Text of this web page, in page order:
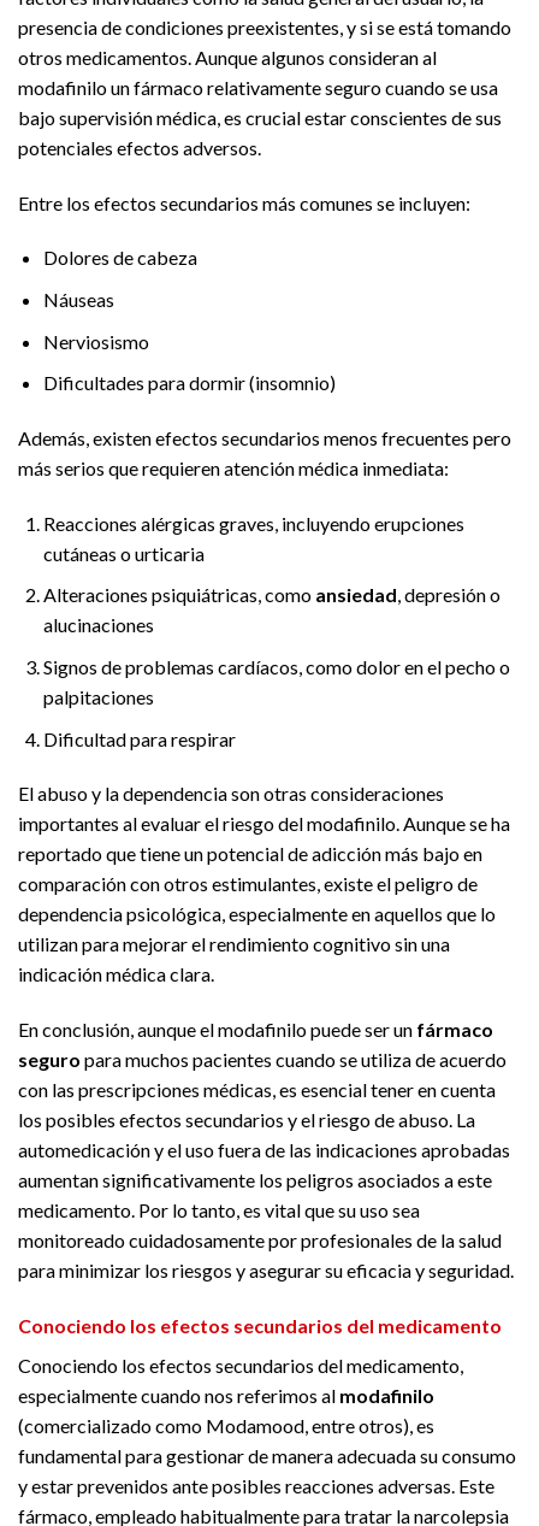
presencia de condiciones preexistentes, y si se está tomando
otros medicamentos. Aunque algunos consideran al
modafinilo un fármaco relativamente seguro cuando se usa
bajo supervisión médica, es crucial estar conscientes de sus
potenciales efectos adversos.
Entre los efectos secundarios más comunes se incluyen:
Dolores de cabeza
Náuseas
Nerviosismo
Dificultades para dormir (insomnio)
Además, existen efectos secundarios menos frecuentes pero
más serios que requieren atención médica inmediata:
Reacciones alérgicas graves, incluyendo erupciones
cutáneas o urticaria
Alteraciones psiquiátricas, como ansiedad, depresión o
alucinaciones
Signos de problemas cardíacos, como dolor en el pecho o
palpitaciones
Dificultad para respirar
El abuso y la dependencia son otras consideraciones
importantes al evaluar el riesgo del modafinilo. Aunque se ha
reportado que tiene un potencial de adicción más bajo en
comparación con otros estimulantes, existe el peligro de
dependencia psicológica, especialmente en aquellos que lo
utilizan para mejorar el rendimiento cognitivo sin una
indicación médica clara.
En conclusión, aunque el modafinilo puede ser un fármaco
seguro para muchos pacientes cuando se utiliza de acuerdo
con las prescripciones médicas, es esencial tener en cuenta
los posibles efectos secundarios y el riesgo de abuso. La
automedicación y el uso fuera de las indicaciones aprobadas
aumentan significativamente los peligros asociados a este
medicamento. Por lo tanto, es vital que su uso sea
monitoreado cuidadosamente por profesionales de la salud
para minimizar los riesgos y asegurar su eficacia y seguridad.
Conociendo los efectos secundarios del medicamento
Conociendo los efectos secundarios del medicamento,
especialmente cuando nos referimos al modafinilo
(comercializado como Modamood, entre otros), es
fundamental para gestionar de manera adecuada su consumo
y estar prevenidos ante posibles reacciones adversas. Este
fármaco, empleado habitualmente para tratar la narcolepsia